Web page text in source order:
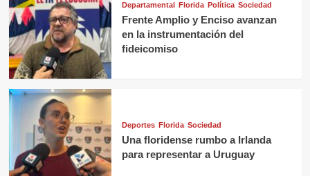
Departamental Florida Política Sociedad
Frente Amplio y Enciso avanzan
en la instrumentación del
fideicomiso
Deportes Florida Sociedad
Una floridense rumbo a Irlanda
para representar a Uruguay